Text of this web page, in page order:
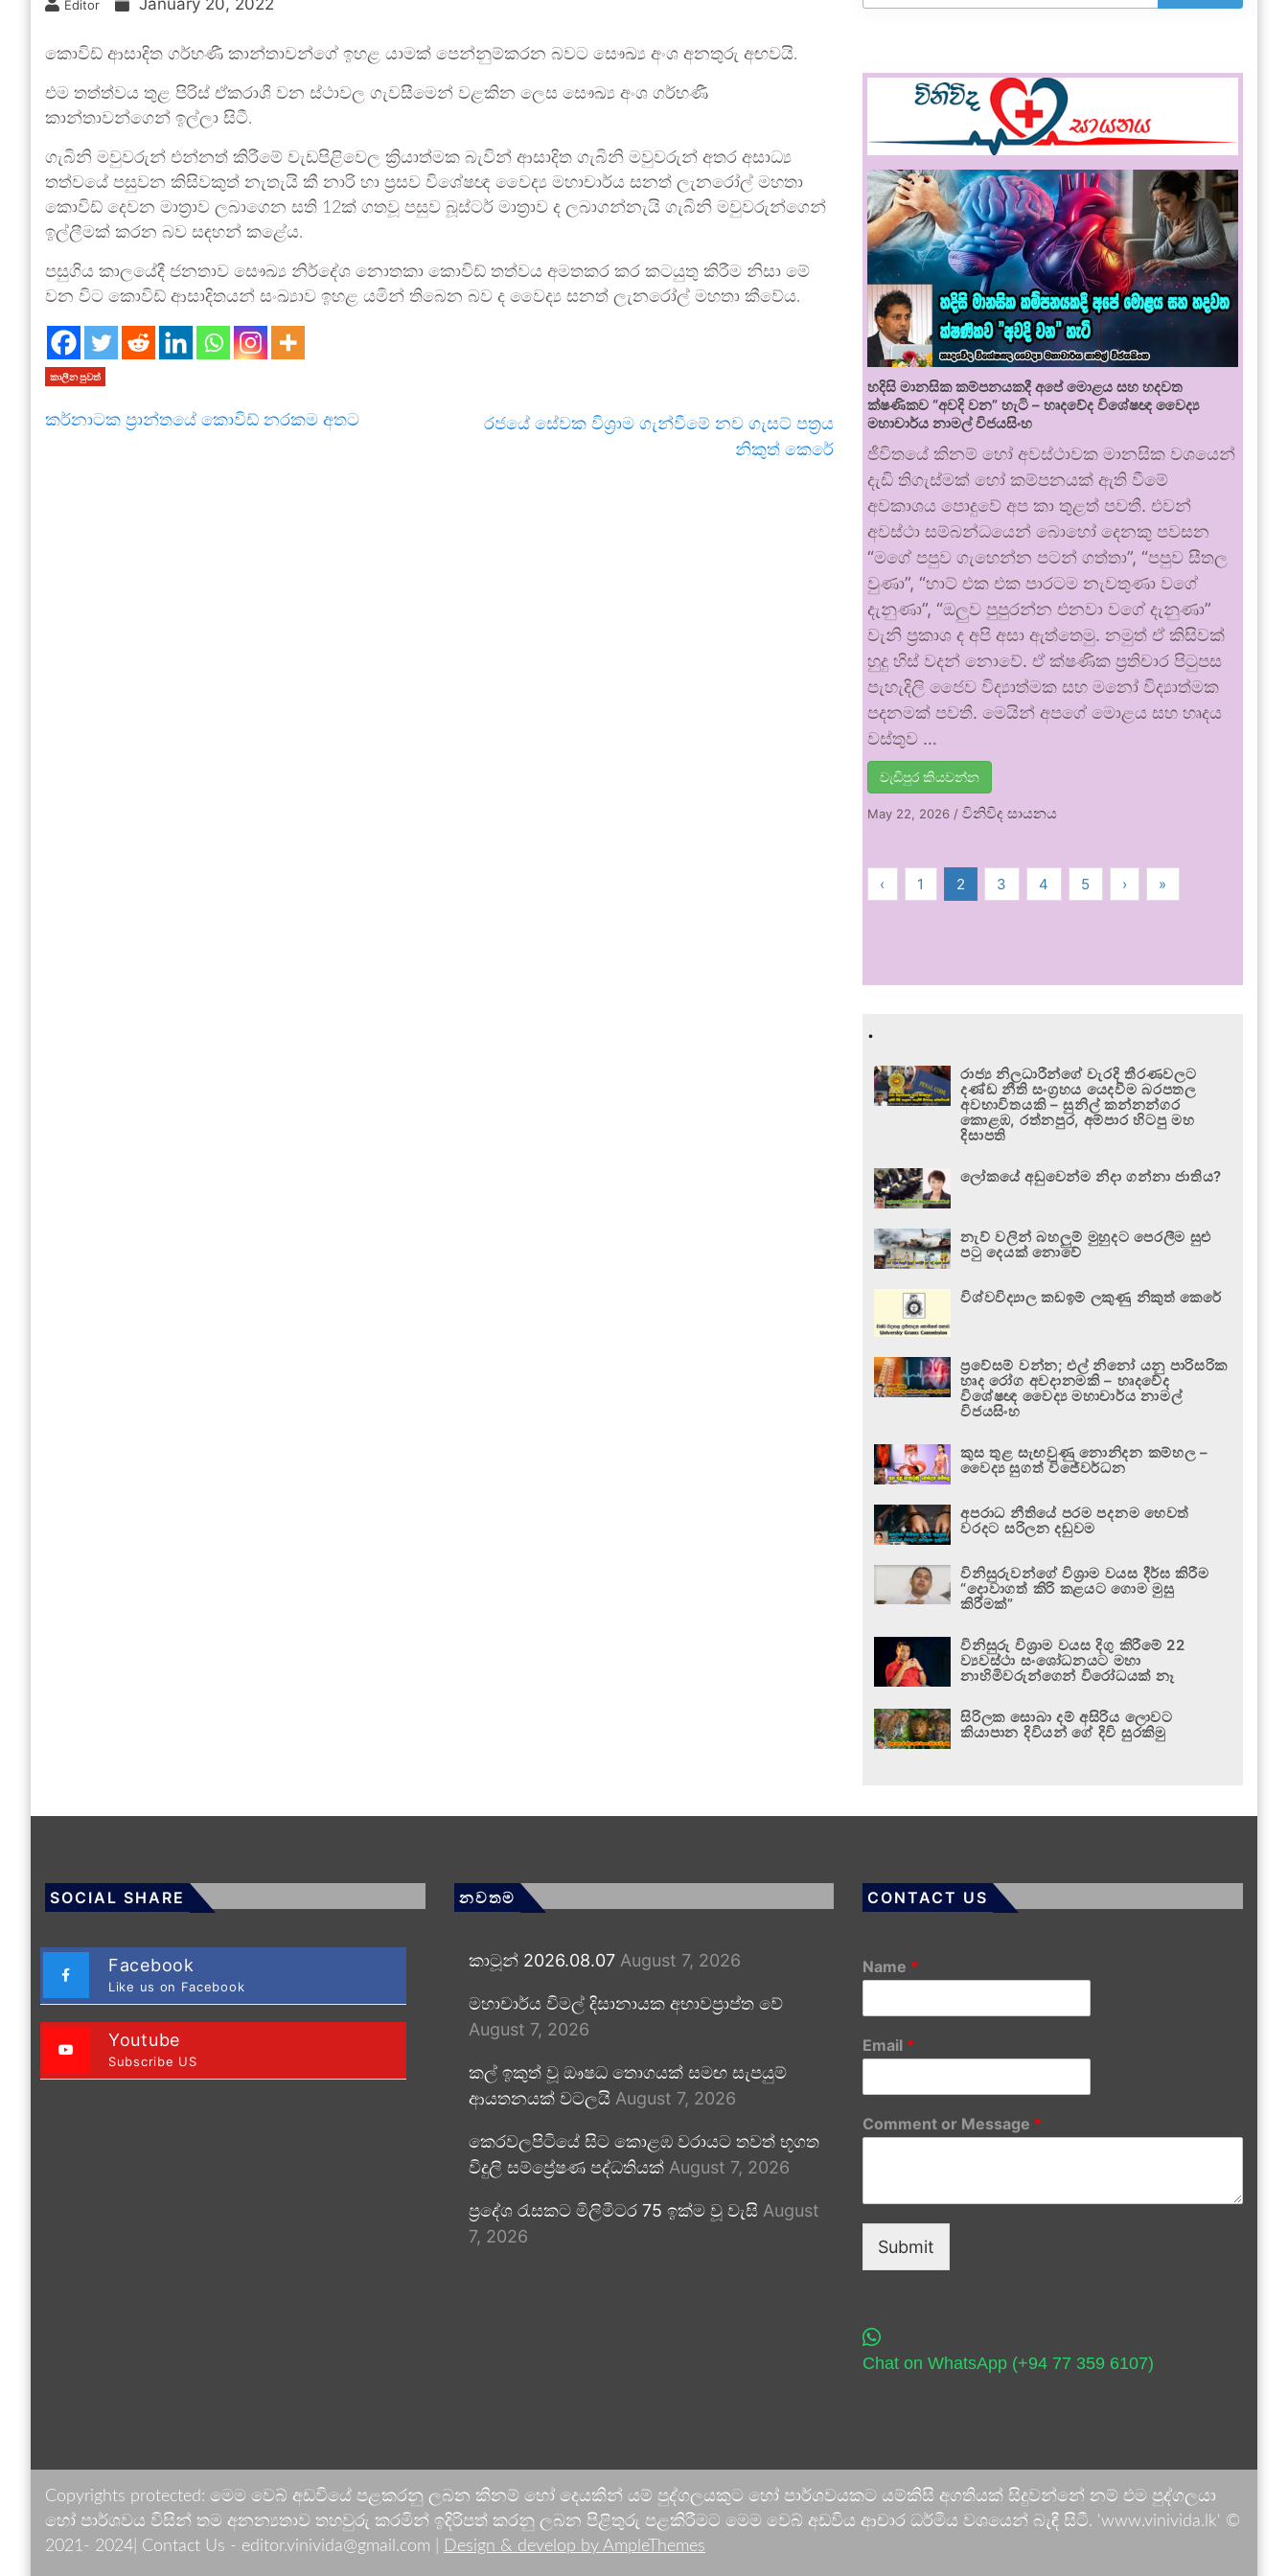
Editor January 20, 2022
කොවිඩ් ආසාදිත ගර්භණී කාන්තාවන්ගේ ඉහළ යාමක් පෙන්නුම්කරන බවට සෞඛ්‍ය අංශ අනතුරු අඟවයි.
එම තත්ත්වය තුළ පිරිස් ඒකරාශී වන ස්ථාවල ගැවසීමෙන් වළකින ලෙස සෞඛ්‍ය අංශ ගර්භණී
කාන්තාවන්ගෙන් ඉල්ලා සිටී.
ගැබිනි මවුවරුන් එන්නත් කිරීමේ වැඩපිළිවෙල ක්‍රියාත්මක බැවින් ආසාදිත ගැබිනි මවුවරුන් අතර අසාධ්‍ය
තත්වයේ පසුවන කිසිවකුත් නැතැයි කී නාරි හා ප්‍රසව විශේෂඥ වෛද්‍ය මහාචාර්ය සනත් ලැනරෝල් මහතා
කොවිඩ් දෙවන මාත්‍රාව ලබාගෙන සති 12ක් ගතවූ පසුව බූස්ටර් මාත්‍රාව ද ලබාගන්නැයි ගැබිනි මවුවරුන්ගෙන්
ඉල්ලීමක් කරන බව සඳහන් කළේය.
පසුගිය කාලයේදී ජනතාව සෞඛ්‍ය නිර්දේශ නොතකා කොවිඩ් තත්වය අමතකර කර කටයුතු කිරීම නිසා මේ
වන විට කොවිඩ් ආසාදිතයන් සංඛ්‍යාව ඉහළ යමින් තිබෙන බව ද වෛද්‍ය සනත් ලැනරෝල් මහතා කීවේය.
කාලීන පුවත්
කර්නාටක ප්‍රාන්තයේ කොවිඩ් නරකම අතට
රජයේ සේවක විශ්‍රාම ගැන්වීමේ නව ගැසට් පත්‍රය
නිකුත් කෙරේ
හදිසි මානසික කම්පනයකදී අපේ මොළය සහ හදවත
ක්ෂණිකව “අවදි වන” හැටි – හෘදවේද විශේෂඥ වෛද්‍ය
මහාචාර්ය නාමල් විජයසිංහ
ජීවිතයේ කිනම් හෝ අවස්ථාවක මානසික වශයෙන්
දැඩි තිගැස්මක් හෝ කම්පනයක් ඇති වීමේ
අවකාශය පොදුවේ අප කා තුළත් පවතී. එවන්
අවස්ථා සම්බන්ධයෙන් බොහෝ දෙනකු පවසන
“මගේ පපුව ගැහෙන්න පටන් ගත්තා”, “පපුව සීතල
වුණා”, “හාට් එක එක පාරටම නැවතුණා වගේ
දැනුණා”, “ඔලුව පුපුරන්න එනවා වගේ දැනුණා”
වැනි ප්‍රකාශ ද අපි අසා ඇත්තෙමු. නමුත් ඒ කිසිවක්
හුදු හිස් වදන් නොවේ. ඒ ක්ෂණික ප්‍රතිචාර පිටුපස
පැහැදිලි ජෛව විද්‍යාත්මක සහ මනෝ විද්‍යාත්මක
පදනමක් පවතී. මෙයින් අපගේ මොළය සහ හෘදය
වස්තුව …
වැඩිපුර කියවන්න
May 22, 2026 /විනිවිද සායනය
‹ 1 2 3 4 5 › »
.
රාජ්‍ය නිලධාරීන්ගේ වැරදි තීරණවලට
දණ්ඩ නීති සංග්‍රහය යෙදවීම බරපතල
අවභාවිතයකි – සුනිල් කන්නන්ගර
කොළඹ, රත්නපුර, අම්පාර හිටපු මහ
දිසාපති
ලෝකයේ අඩුවෙන්ම නිදා ගන්නා ජාතිය?
නැව් වලින් බහලුම් මුහුදට පෙරලීම සුළු
පටු දෙයක් නොවේ
විශ්වවිද්‍යාල කඩඉම් ලකුණු නිකුත් කෙරේ
ප්‍රවේසම් වන්න; එල් නිනෝ යනු පාරිසරික
හෘද රෝග අවදානමකි – හෘදවේද
විශේෂඥ වෛද්‍ය මහාචාර්ය නාමල්
විජයසිංහ
කුස තුළ සැඟවුණු නොනිදන කම්හල –
වෛද්‍ය සුගත් විජේවර්ධන
අපරාධ නීතියේ පරම පදනම හෙවත්
වරදට සරිලන දඬුවම
විනිසුරුවන්ගේ විශ්‍රාම වයස දීර්ඝ කිරීම
“දොවාගත් කිරි කළයට ගොම මුසු
කිරීමක්”
විනිසුරු විශ්‍රාම වයස දිගු කිරීමේ 22
ව්‍යවස්ථා සංශෝධනයට මහා
නාහිමිවරුන්ගෙන් විරෝධයක් නෑ
සිරිලක සොබා දම් අසිරිය ලොවට
කියාපාන දිවියන් ගේ දිවි සුරකිමු
SOCIAL SHARE
Facebook
Like us on Facebook
Youtube
Subscribe US
නවතම
කාටූන් 2026.08.07 August 7, 2026
මහාචාර්ය විමල් දිසානායක අභාවප්‍රාප්ත වේ
August 7, 2026
කල් ඉකුත් වූ ඖෂධ තොගයක් සමඟ සැපයුම්
ආයතනයක් වටලයි August 7, 2026
කෙරවලපිටියේ සිට කොළඹ වරායට තවත් භූගත
විදුලි සම්ප්‍රේෂණ පද්ධතියක් August 7, 2026
ප්‍රදේශ රැසකට මිලිමීටර 75 ඉක්ම වූ වැසි August
7, 2026
CONTACT US
Name *
Email *
Comment or Message *
Submit
Chat on WhatsApp (+94 77 359 6107)
Copyrights protected: මෙම වෙබ් අඩවියේ පළකරනු ලබන කිනම් හෝ දෙයකින් යම් පුද්ගලයකුට හෝ පාර්ශවයකට යම්කිසි අගතියක් සිදුවන්නේ නම් එම පුද්ගලයා
හෝ පාර්ශවය විසින් තම අනන්‍යතාව තහවුරු කරමින් ඉදිරිපත් කරනු ලබන පිළිතුරු පළකිරීමට මෙම වෙබ් අඩවිය ආචාර ධර්මීය වශයෙන් බැඳී සිටී. 'www.vinivida.lk' ©
2021- 2024| Contact Us - editor.vinivida@gmail.com |
Design & develop by AmpleThemes